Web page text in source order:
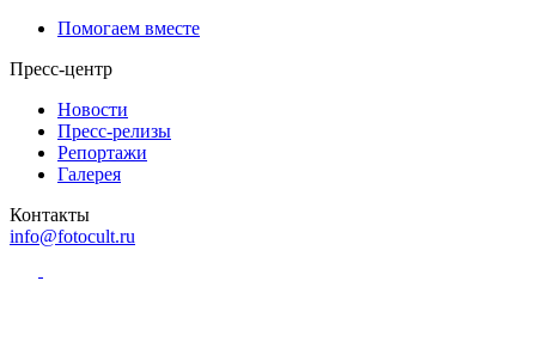
Помогаем вместе
Пресс-центр
Новости
Пресс-релизы
Репортажи
Галерея
Контакты
info@fotocult.ru